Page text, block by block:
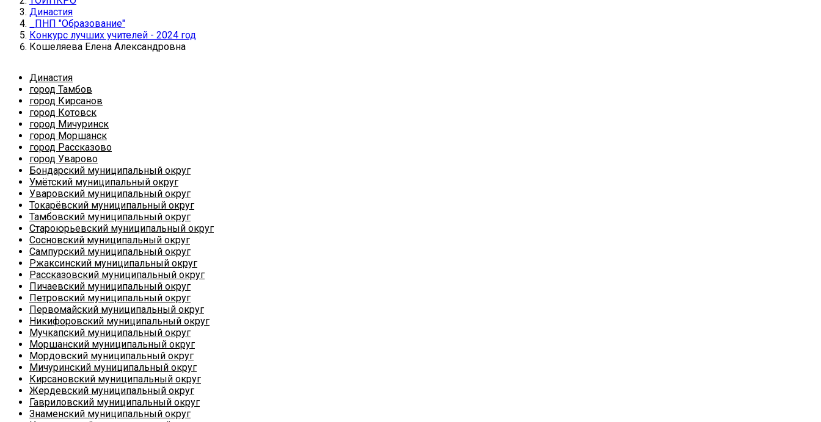
Династия
_ПНП "Образование"
Конкурс лучших учителей - 2024 год
Кошеляева Елена Александровна
Династия
город Тамбов
город Кирсанов
город Котовск
город Мичуринск
город Моршанск
город Рассказово
город Уварово
Бондарский муниципальный округ
Умётский муниципальный округ
Уваровский муниципальный округ
Токарёвский муниципальный округ
Тамбовский муниципальный округ
Староюрьевский муниципальный округ
Сосновский муниципальный округ
Сампурский муниципальный округ
Ржаксинский муниципальный округ
Рассказовский муниципальный округ
Пичаевский муниципальный округ
Петровский муниципальный округ
Первомайский муниципальный округ
Никифоровский муниципальный округ
Мучкапский муниципальный округ
Моршанский муниципальный округ
Мордовский муниципальный округ
Мичуринский муниципальный округ
Кирсановский муниципальный округ
Жердевский муниципальный округ
Гавриловский муниципальный округ
Знаменский муниципальный округ